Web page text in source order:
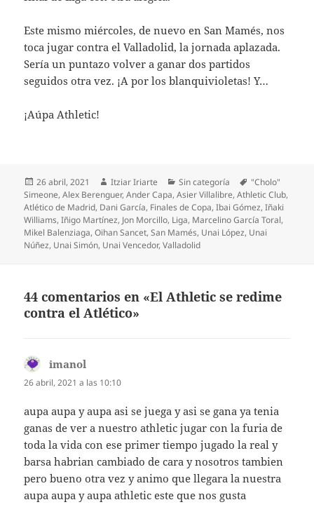
Este mismo miércoles, de nuevo en San Mamés, nos
toca jugar contra el Valladolid, la jornada aplazada.
Sería un puntazo volver a ganar dos partidos
seguidos otra vez. ¡A por los blanquivioletas! Y…
¡Aúpa Athletic!
Publicado
el
26 abril, 2021 Autor
Itziar Iriarte Categorías
Sin categoría Etiquetas
"Cholo"
Simeone,Alex Berenguer,Ander Capa,Asier Villalibre,Athletic Club,
Atlético de Madrid, Dani García, Finales de Copa,Ibai Gómez,Iñaki
Williams,Iñigo Martínez, Jon Morcillo, Liga, Marcelino García Toral,
Mikel Balenziaga,Oihan Sancet,San Mamés, Unai López, Unai
Núñez, Unai Simón, Unai Vencedor,Valladolid
44 comentarios en «El Athletic se redime
contra el Atlético»
imanol
26 abril, 2021 a las 10:10
aupa aupa y aupa asi se juega y asi se gana ya tenia
ganas de ver a nuestro athletic jugar con la furia de
toda la vida con ese primer tiempo jugado la real y
barsa habrian cambiado de cara y nosotros tambien
pero bueno otra vez y animo que llegara la nuestra
aupa aupa y aupa athletic este que nos gusta